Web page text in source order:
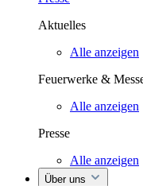
Aktuelles
Alle anzeigen
Feuerwerke &
Alle anzeigen
Presse
Alle anzeigen
Über uns